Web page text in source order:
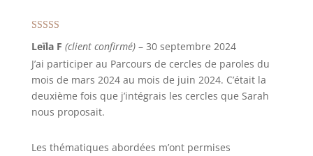
Leïla F (client confirmé) – 30 septembre 2024
J’ai participer au Parcours de cercles de paroles du
mois de mars 2024 au mois de juin 2024. C’était la
deuxième fois que j’intégrais les cercles que Sarah
nous proposait.
Les thématiques abordées m’ont permises